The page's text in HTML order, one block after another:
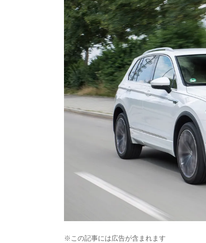
※この記事には広告が含まれます